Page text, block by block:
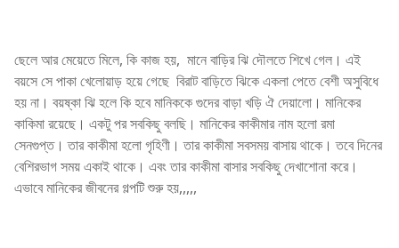
ছেলে আর মেয়েতে মিলে, কি কাজ হয়, মানে বাড়ির ঝি দৌলতে শিখে গেল। এই
বয়সে সে পাকা খেলোয়াড় হয়ে গেছে বিরাট বাড়িতে ঝিকে একলা পেতে বেশী অসুবিধে
হয় না। বয়ষ্কা ঝি হলে কি হবে মানিককে গুদের বাড়া খড়ি ঐ দেয়ালো। মানিকের
কাকিমা রয়েছে। একটু পর সবকিছু বলছি। মানিকের কাকীমার নাম হলো রমা
সেনগুপ্ত। তার কাকীমা হলো গৃহিণী। তার কাকীমা সবসময় বাসায় থাকে। তবে দিনের
বেশিরভাগ সময় একাই থাকে। এবং তার কাকীমা বাসার সবকিছু দেখাশোনা করে।
এভাবে মানিকের জীবনের গল্পটি শুরু হয়,,,,,